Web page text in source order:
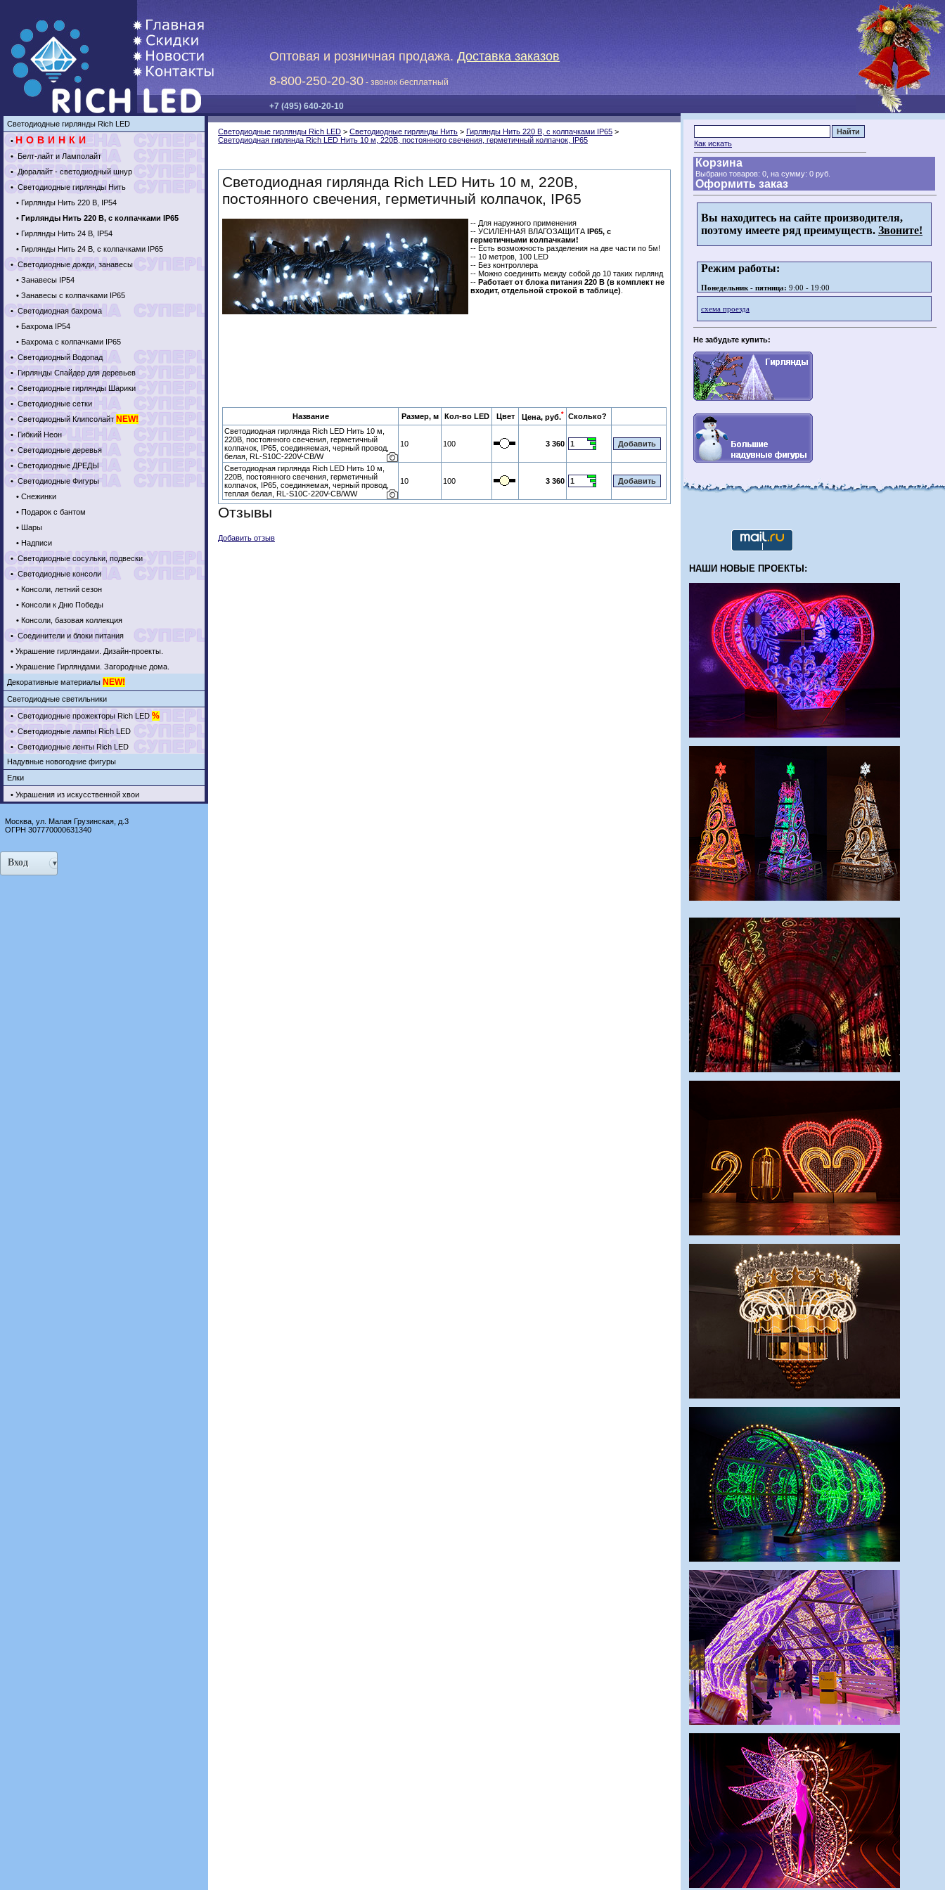
Оптовая и розничная продажа. Доставка заказов
8-800-250-20-30 - звонок бесплатный
+7 (495) 640-20-10
Светодиодные гирлянды Rich LED
•НОВИНКИ
•Белт-лайт и Ламполайт
•Дюралайт - светодиодный шнур
•Светодиодные гирлянды Нить
• Гирлянды Нить 220 В, IP54
• Гирлянды Нить 220 В, с колпачками IP65
• Гирлянды Нить 24 В, IP54
• Гирлянды Нить 24 В, с колпачками IP65
•Светодиодные дожди, занавесы
• Занавесы IP54
• Занавесы с колпачками IP65
•Светодиодная бахрома
• Бахрома IP54
• Бахрома с колпачками IP65
•Светодиодный Водопад
•Гирлянды Спайдер для деревьев
•Светодиодные гирлянды Шарики
•Светодиодные сетки
•Светодиодный Клипсолайт NEW!
•Гибкий Неон
•Светодиодные деревья
•Светодиодные ДРЕДЫ
•Светодиодные Фигуры
• Снежинки
• Подарок с бантом
• Шары
• Надписи
•Светодиодные сосульки, подвески
•Светодиодные консоли
• Консоли, летний сезон
• Консоли к Дню Победы
• Консоли, базовая коллекция
•Соединители и блоки питания
• Украшение гирляндами. Дизайн-проекты.
• Украшение Гирляндами. Загородные дома.
Декоративные материалы NEW!
Светодиодные светильники
•Светодиодные прожекторы Rich LED %
•Светодиодные лампы Rich LED
•Светодиодные ленты Rich LED
Надувные новогодние фигуры
Елки
• Украшения из искусственной хвои
Москва, ул. Малая Грузинская, д.3
ОГРН 307770000631340
Вход
Светодиодные гирлянды Rich LED > Светодиодные гирлянды Нить > Гирлянды Нить 220 В, с колпачками IP65 >
Светодиодная гирлянда Rich LED Нить 10 м, 220В, постоянного свечения, герметичный колпачок, IP65
Светодиодная гирлянда Rich LED Нить 10 м, 220В,
постоянного свечения, герметичный колпачок, IP65
-- Для наружного применения
-- УСИЛЕННАЯ ВЛАГОЗАЩИТА IP65, с
герметичными колпачками!
-- Есть возможность разделения на две части по 5м!
-- 10 метров, 100 LED
-- Без контроллера
-- Можно соединить между собой до 10 таких гирлянд
-- Работает от блока питания 220 В (в комплект не
входит, отдельной строкой в таблице)
Название Размер, м Кол-во LED Цвет Цена, руб.*
Сколько?
Светодиодная гирлянда Rich LED Нить 10 м,
220В, постоянного свечения, герметичный
колпачок, IP65, соединяемая, черный провод,
белая, RL-S10C-220V-CB/W
10 100 3 360
Светодиодная гирлянда Rich LED Нить 10 м,
220В, постоянного свечения, герметичный
колпачок, IP65, соединяемая, черный провод,
теплая белая, RL-S10C-220V-CB/WW
10 100 3 360
Отзывы
Добавить отзыв
Как искать
Корзина
Выбрано товаров: 0, на сумму: 0 руб.
Оформить заказ
Вы находитесь на сайте производителя,
поэтому имеете ряд преимуществ. Звоните!
Режим работы:
Понедельник - пятница: 9:00 - 19:00
схема проезда
Не забудьте купить:
НАШИ НОВЫЕ ПРОЕКТЫ: